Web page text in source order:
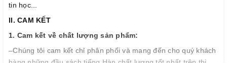
tin học...
II. CAM KẾT
1. Cam kết về chất lượng sản phẩm:
–Chúng tôi cam kết chỉ phân phối và mang đến cho quý khách